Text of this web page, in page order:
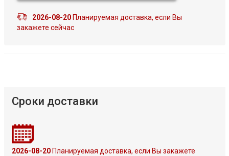
2026-08-20Планируемая доставка, если Вы
закажете сейчас
Сроки доставки
2026-08-20Планируемая доставка, если Вы закажете